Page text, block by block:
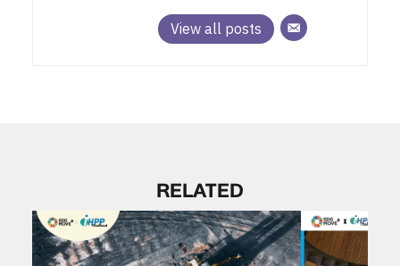
View all posts
RELATED